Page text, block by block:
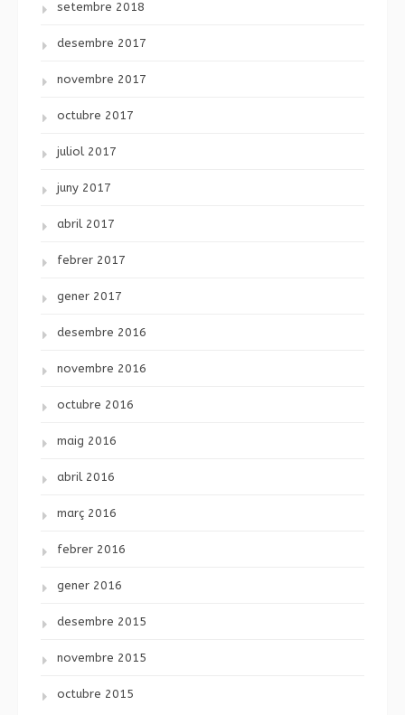
setembre 2018
desembre 2017
novembre 2017
octubre 2017
juliol 2017
juny 2017
abril 2017
febrer 2017
gener 2017
desembre 2016
novembre 2016
octubre 2016
maig 2016
abril 2016
març 2016
febrer 2016
gener 2016
desembre 2015
novembre 2015
octubre 2015